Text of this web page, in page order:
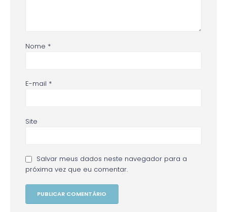
Nome *
E-mail *
Site
Salvar meus dados neste navegador para a
próxima vez que eu comentar.